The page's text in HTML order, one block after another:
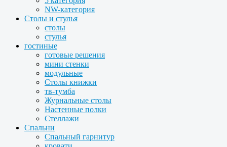
NW-категория
Столы и стулья
столы
стулья
гостиные
готовые решения
мини стенки
модульные
Столы книжки
тв-тумба
Журнальные столы
Настенные полки
Стеллажи
Спальни
Спальный гарнитур